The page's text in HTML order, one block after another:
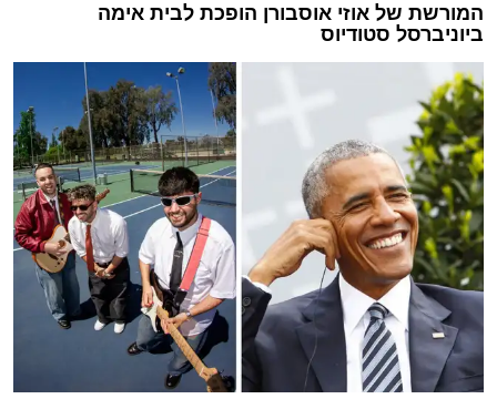
המורשת של אוזי אוסבורן הופכת לבית אימה
ביוניברסל סטודיוס